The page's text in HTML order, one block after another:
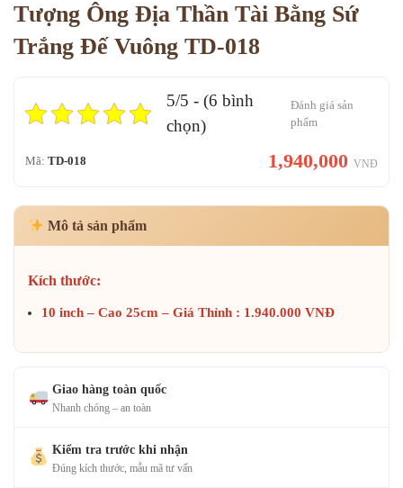
Tượng Ông Địa Thần Tài Bằng Sứ
Trắng Đế Vuông TD-018
5/5 - (6 bình
chọn)
Đánh giá sản
phẩm
Mã: TD-018 1,940,000 VNĐ
Mô tả sản phẩm
Kích thước:
10 inch – Cao 25cm – Giá Thỉnh : 1.940.000 VNĐ
Giao hàng toàn quốc
Nhanh chóng – an toàn
Kiểm tra trước khi nhận
Đúng kích thước, mẫu mã tư vấn